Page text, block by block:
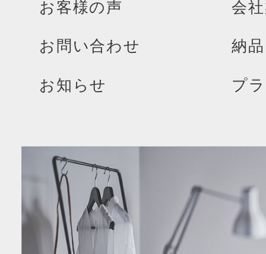
お客様の声 会
お問い合わせ 納
お知らせ プ